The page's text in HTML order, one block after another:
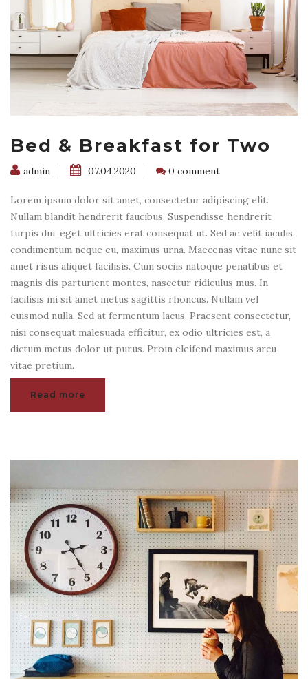
Bed & Breakfast for Two
admin 07.04.2020 0 comment
Lorem ipsum dolor sit amet, consectetur adipiscing elit.
Nullam blandit hendrerit faucibus. Suspendisse hendrerit
turpis dui, eget ultricies erat consequat ut. Sed ac velit iaculis,
condimentum neque eu, maximus urna. Maecenas vitae nunc sit
amet risus aliquet facilisis. Cum sociis natoque penatibus et
magnis dis parturient montes, nascetur ridiculus mus. In
facilisis mi sit amet metus sagittis rhoncus. Nullam vel
euismod nulla. Sed at fermentum lacus. Praesent consectetur,
nisi consequat malesuada efficitur, ex odio ultricies est, a
dictum metus dolor ut purus. Proin eleifend maximus arcu
vitae pretium.
Read more